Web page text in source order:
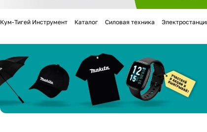
Кум-Тигей Инструмент Каталог Силовая техника